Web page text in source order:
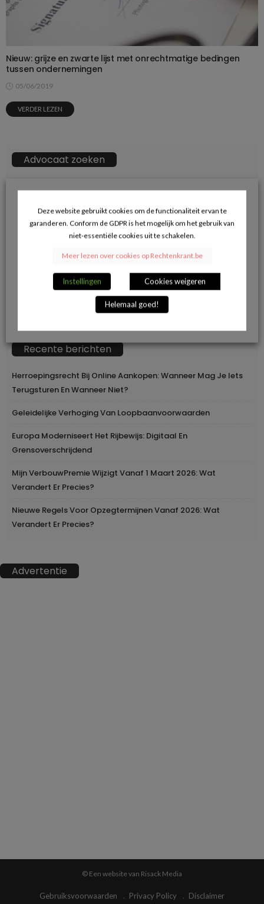
Nieuw: grijze en zwarte lijst met onrechtmatige bedingen
tussen ondernemingen
05/06/2019
VERDER LEZEN
Advocaat zoeken
naar:
→ Klik hier voor opname in de advocatendatabase.
Volg ons op Facebook en blijf op de hoogte
van de juridische actualiteit.
Recente berichten
Herroepingsrecht Bij Online Aankopen: Wanneer Mag Je Iets
Terugsturen En Wanneer Niet?
Geleidelijke Verhoging Van Loopbaanvoorwaarden
Europa Moderniseert Het Rijbewijs: Digitaal En
Grensoverschrijdend
Mijn VerbouwPremie Wijzigt Vanaf 1 Maart 2026: Wat
Verandert Er Precies?
Nieuwe Regels Voor Opzegtermijnen Vanaf 2026: Wat
Verandert Er Precies?
Advertentie
© Een website van Risack Media
Gebruiksvoorwaarden Privacy Policy Disclaimer
Deze website gebruikt cookies om de functionaliteit ervan te
garanderen. Conform de GDPR is het mogelijk om het gebruik van
niet-essentiële cookies uit te schakelen.
Meer lezen over cookies op Rechtenkrant.be
Instellingen Cookies weigeren
Helemaal goed!